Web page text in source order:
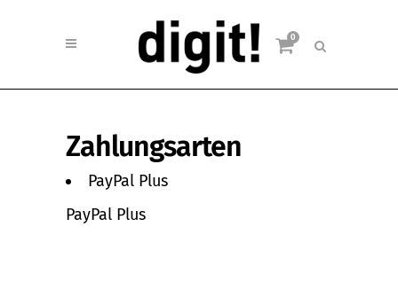
0
Zahlungsarten
PayPal Plus
PayPal Plus